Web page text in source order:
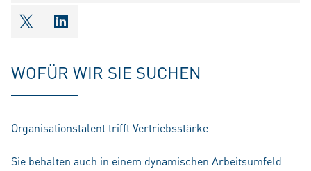
shareOntwitter
shareOnlinkedIn
WOFÜR WIR SIE SUCHEN
Organisationstalent trifft Vertriebsstärke
Sie behalten auch in einem dynamischen Arbeitsumfeld